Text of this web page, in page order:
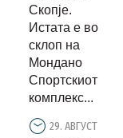
Скопје.
Истата е во
склоп на
Мондано
Спортскиот
комплекс...
29. АВГУСТ